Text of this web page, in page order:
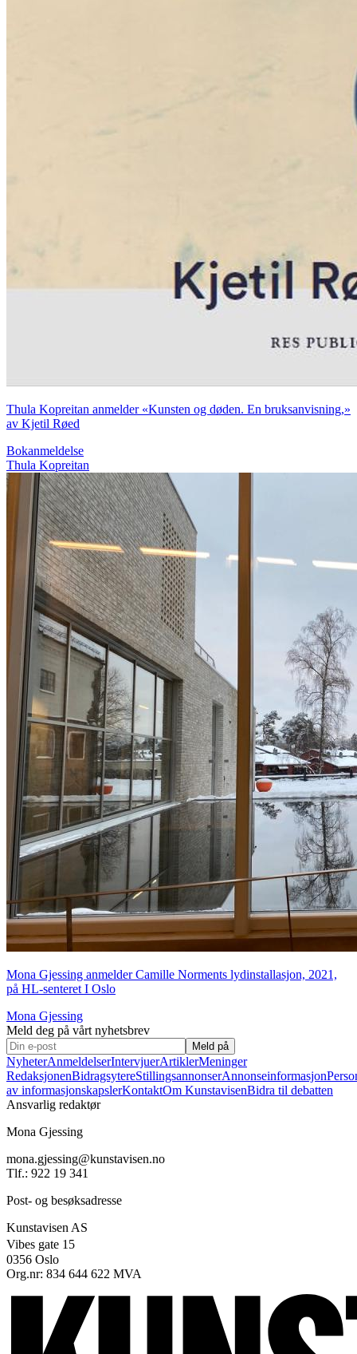
Thula Kopreitan anmelder «Kunsten og døden. En bruksanvisning,»
av Kjetil Røed
Bokanmeldelse
Thula Kopreitan
Mona Gjessing anmelder Camille Norments lydinstallasjon, 2021,
på HL-senteret I Oslo
Mona Gjessing
Meld deg på vårt nyhetsbrev
Meld på
NyheterAnmeldelserIntervjuerArtiklerMeninger
RedaksjonenBidragsytereStillingsannonserAnnonseinformasjon
av informasjonskapslerKontaktOm KunstavisenBidra til debatten
Ansvarlig redaktør
Mona Gjessing
mona.gjessing@kunstavisen.no
Tlf.: 922 19 341
Post- og besøksadresse
Kunstavisen AS
Vibes gate 15
0356 Oslo
Org.nr: 834 644 622 MVA